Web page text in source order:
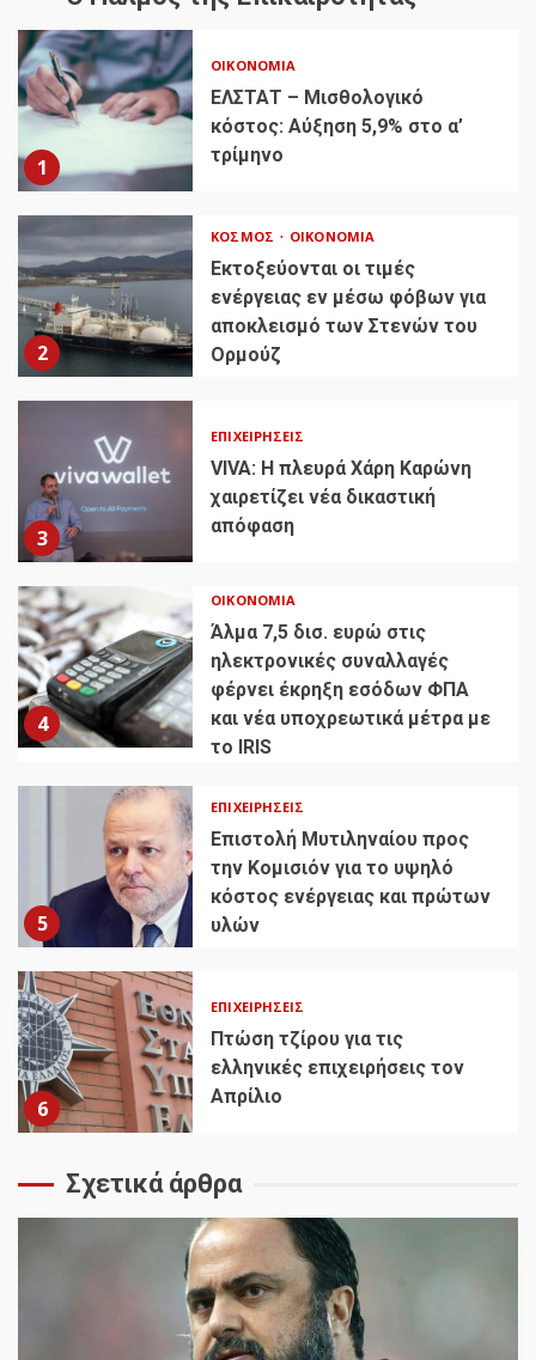
1
ΟΙΚΟΝΟΜΊΑ
ΕΛΣΤΑΤ – Μισθολογικό
κόστος: Αύξηση 5,9% στο α’
τρίμηνο
2
ΚΌΣΜΟΣ ΟΙΚΟΝΟΜΊΑ
Εκτοξεύονται οι τιμές
ενέργειας εν μέσω φόβων για
αποκλεισμό των Στενών του
Ορμούζ
3
ΕΠΙΧΕΙΡΉΣΕΙΣ
VIVA: Η πλευρά Χάρη Καρώνη
χαιρετίζει νέα δικαστική
απόφαση
4
ΟΙΚΟΝΟΜΊΑ
Άλμα 7,5 δισ. ευρώ στις
ηλεκτρονικές συναλλαγές
φέρνει έκρηξη εσόδων ΦΠΑ
και νέα υποχρεωτικά μέτρα με
το IRIS
5
ΕΠΙΧΕΙΡΉΣΕΙΣ
Επιστολή Μυτιληναίου προς
την Κομισιόν για το υψηλό
κόστος ενέργειας και πρώτων
υλών
6
ΕΠΙΧΕΙΡΉΣΕΙΣ
Πτώση τζίρου για τις
ελληνικές επιχειρήσεις τον
Απρίλιο
Σχετικά άρθρα